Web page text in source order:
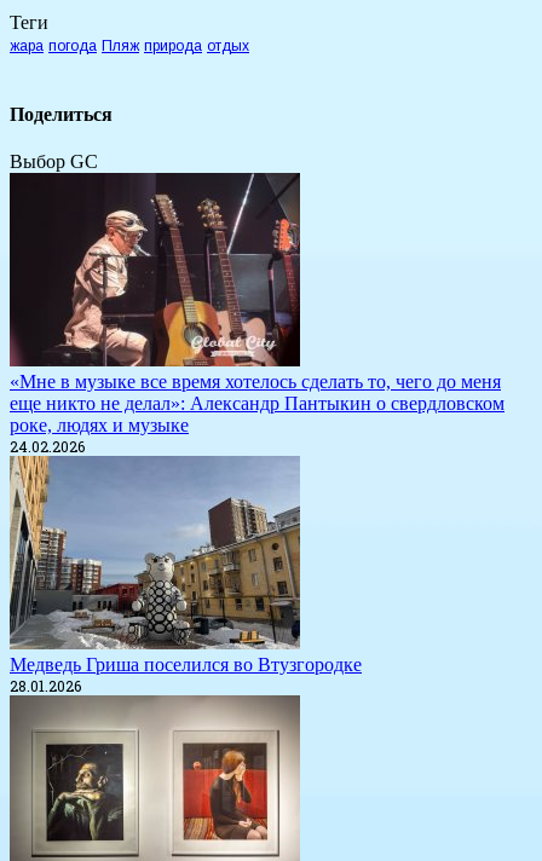
Теги
жара погода Пляж природа отдых
Поделиться
Выбор GC
«Мне в музыке все время хотелось сделать то, чего до меня
еще никто не делал»: Александр Пантыкин о свердловском
роке, людях и музыке
24.02.2026
Медведь Гриша поселился во Втузгородке
28.01.2026